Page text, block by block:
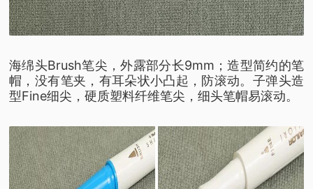
海绵头Brush笔尖，外露部分长9mm；造型简约的笔
帽，没有笔夹，有耳朵状小凸起，防滚动。子弹头造
型Fine细尖，硬质塑料纤维笔尖，细头笔帽易滚动。